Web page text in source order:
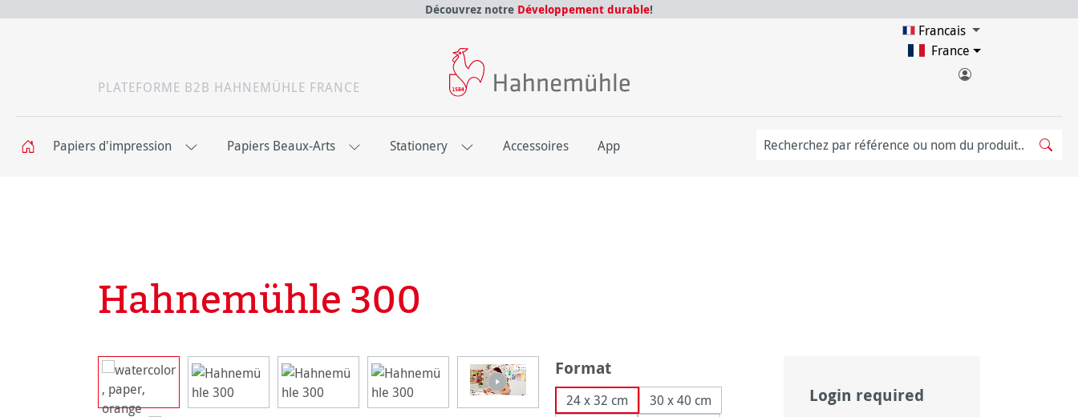
Découvrez notre Développement durable!
PLATEFORME B2B HAHNEMÜHLE FRANCE
Francais
France
Papiers d'impression Papiers Beaux-Arts Stationery Accessoires App
Hahnemühle 300
Ignorer la galerie d'images Sélectionnez
Format
24 x 32 cm
30 x 40 cm
Login required